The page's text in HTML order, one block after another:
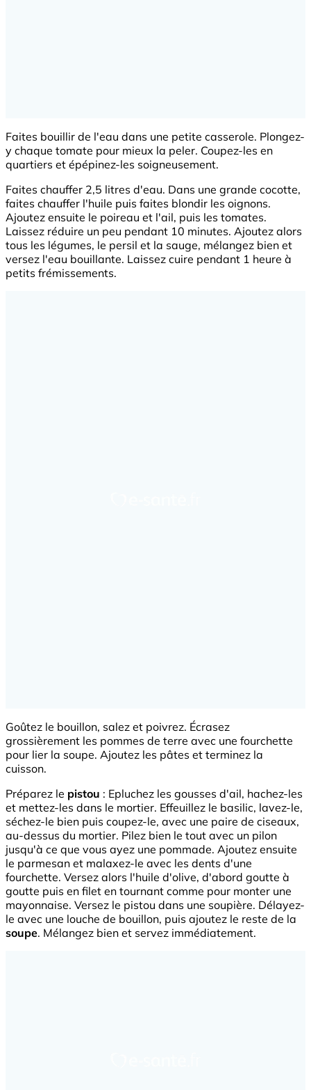
Faites bouillir de l'eau dans une petite casserole. Plongez-
y chaque tomate pour mieux la peler. Coupez-les en
quartiers et épépinez-les soigneusement.
Faites chauffer 2,5 litres d'eau. Dans une grande cocotte,
faites chauffer l'huile puis faites blondir les oignons.
Ajoutez ensuite le poireau et l'ail, puis les tomates.
Laissez réduire un peu pendant 10 minutes. Ajoutez alors
tous les légumes, le persil et la sauge, mélangez bien et
versez l'eau bouillante. Laissez cuire pendant 1 heure à
petits frémissements.
Goûtez le bouillon, salez et poivrez. Écrasez
grossièrement les pommes de terre avec une fourchette
pour lier la soupe. Ajoutez les pâtes et terminez la
cuisson.
Préparez le pistou : Epluchez les gousses d'ail, hachez-les
et mettez-les dans le mortier. Effeuillez le basilic, lavez-le,
séchez-le bien puis coupez-le, avec une paire de ciseaux,
au-dessus du mortier. Pilez bien le tout avec un pilon
jusqu'à ce que vous ayez une pommade. Ajoutez ensuite
le parmesan et malaxez-le avec les dents d'une
fourchette. Versez alors l'huile d'olive, d'abord goutte à
goutte puis en filet en tournant comme pour monter une
mayonnaise. Versez le pistou dans une soupière. Délayez-
le avec une louche de bouillon, puis ajoutez le reste de la
soupe. Mélangez bien et servez immédiatement.